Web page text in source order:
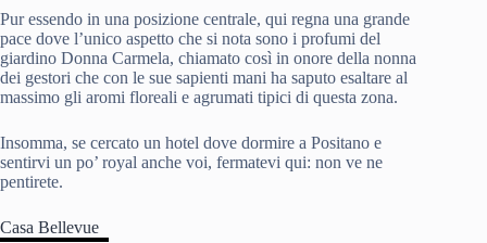
Pur essendo in una posizione centrale, qui regna una grande
pace dove l’unico aspetto che si nota sono i profumi del
giardino Donna Carmela, chiamato così in onore della nonna
dei gestori che con le sue sapienti mani ha saputo esaltare al
massimo gli aromi floreali e agrumati tipici di questa zona.
Insomma, se cercato un hotel dove dormire a Positano e
sentirvi un po’ royal anche voi, fermatevi qui: non ve ne
pentirete.
Casa Bellevue